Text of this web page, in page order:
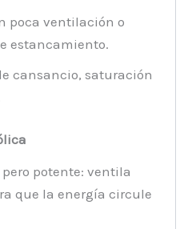
poca ventilación o
estancamiento.
cansancio, saturación
potente: ventila
que la energía circule